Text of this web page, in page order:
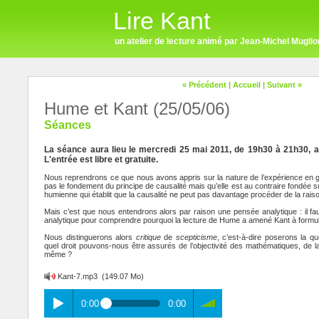
Lire Kant
un atelier de lecture animé par Jean-Michel
« Précédent | Accueil | Suivant »
Hume et Kant (25/05/06)
Séances
La séance aura lieu le mercredi 25 mai 2011, de 19h30 à 21h30,
L'entrée est libre et gratuite.
Nous reprendrons ce que nous avons appris sur la nature de l’expérience en
pas le fondement du principe de causalité mais qu’elle est au contraire fondée
humienne qui établit que la causalité ne peut pas davantage procéder de la
Mais c’est que nous entendrons alors par raison une pensée analytique : il
analytique pour comprendre pourquoi la lecture de Hume a amené Kant à
Nous distinguerons alors critiquede scepticisme, c’est-à-dire poserons la
quel droit pouvons-nous être assurés de l’objectivité des mathématiques, de
même ?
Kant-7.mp3 (149.07 Mo)
0:00 0:00